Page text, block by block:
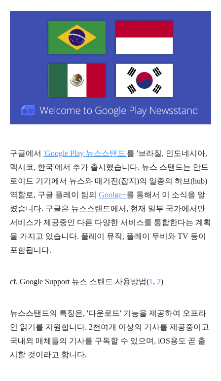
구글에서 'Google Play 뉴스스탠드'를 '브라질, 인도네시아,
멕시코, 한국'에서 추가 출시했습니다. 뉴스 스탠드는 안드
로이드 기기에서 뉴스와 매거진(잡지)의 일종의 허브(hub)
역할로, 구글 플레이 팀의 Goolge+를 통해서 이 소식을 알
렸습니다. 구글은 뉴스스탠드에서, 현재 일부 국가에서만
서비스가 제공중인 다른 다양한 서비스를 통합한다는 계획
을 가지고 있습니다. 플레이 뮤직, 플레이 무비와 TV 등이
포함됩니다.
cf. Google Support 뉴스 스탠드 사용방법(1 , 2)
뉴스스탠드의 특징은, '다운로드' 기능을 제공하여 오프라
인 읽기를 지원합니다. 2천여개 이상의 기사를 제공중이고
국내외 매체들의 기사를 구독할 수 있으며, iOS용도 곧 출
시할 것이라고 합니다.